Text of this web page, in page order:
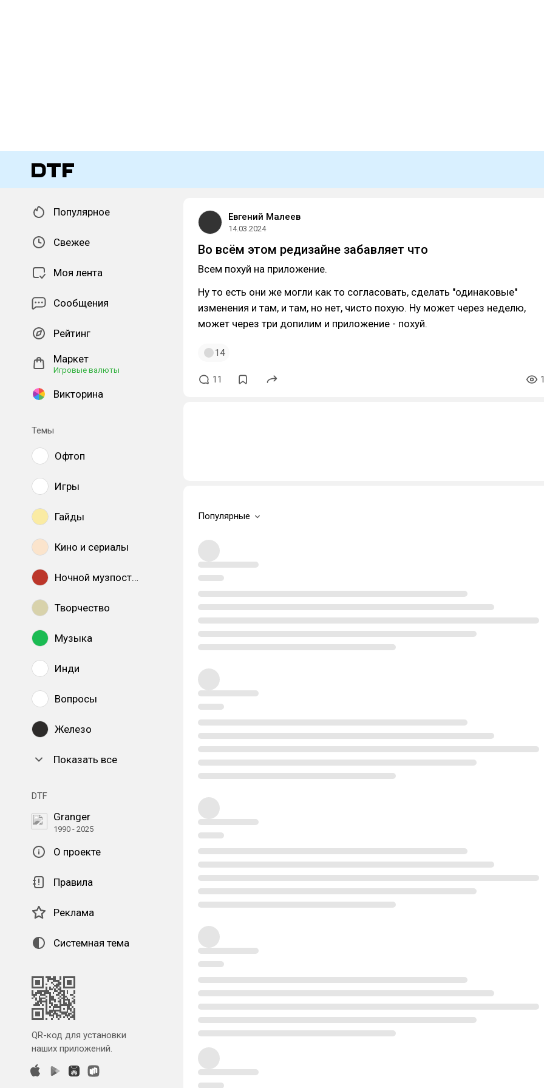
Популярное
Свежее
Моя лента
Сообщения
Рейтинг
Маркет
Игровые валюты
Викторина
Темы
Офтоп
Игры
Гайды
Кино и сериалы
Ночной музпостинг
Творчество
Музыка
Инди
Вопросы
Железо
Показать все
DTF
Granger
1990 - 2025
О проекте
Правила
Реклама
Системная тема
QR-код для установки
наших приложений.
Евгений Малеев
14.03.2024
Во всём этом редизайне забавляет что
Всем похуй на приложение.
Ну то есть они же могли как то согласовать, сделать "одинаковые"
изменения и там, и там, но нет, чисто похую. Ну может через неделю,
может через три допилим и приложение - похуй.
14
11
Популярные